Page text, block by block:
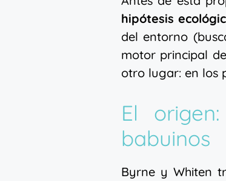
hipótesis
del entorno
motor principal
otro lugar: en los
El
babuinos
Byrne y Whiten